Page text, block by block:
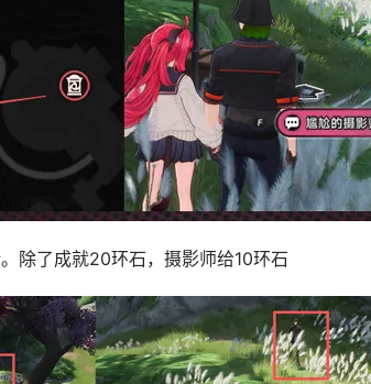
除了成就20环石，摄影师给10环石